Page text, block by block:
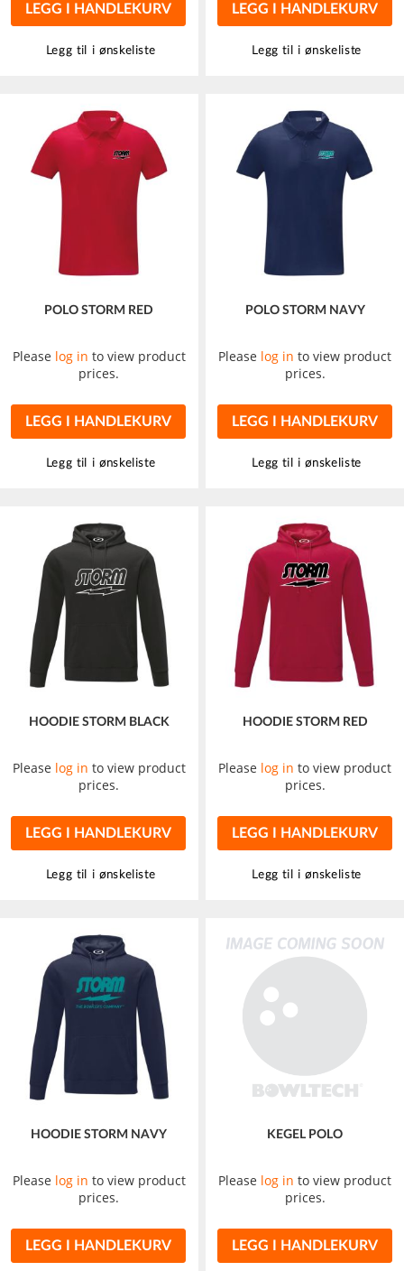
LEGG I HANDLEKURV
Legg til i ønskeliste
LEGG I HANDLEKURV
Legg til i ønskeliste
POLO STORM RED
Please log in to view product
prices.
LEGG I HANDLEKURV
Legg til i ønskeliste
POLO STORM NAVY
Please log in to view product
prices.
LEGG I HANDLEKURV
Legg til i ønskeliste
HOODIE STORM BLACK
Please log in to view product
prices.
LEGG I HANDLEKURV
Legg til i ønskeliste
HOODIE STORM RED
Please log in to view product
prices.
LEGG I HANDLEKURV
Legg til i ønskeliste
HOODIE STORM NAVY
Please log in to view product
prices.
LEGG I HANDLEKURV
KEGEL POLO
Please log in to view product
prices.
LEGG I HANDLEKURV